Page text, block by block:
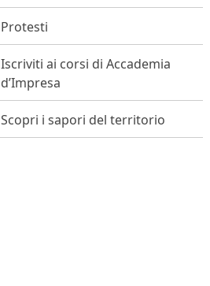
Protesti
Iscriviti ai corsi di Accademia
d’Impresa
Scopri i sapori del territorio